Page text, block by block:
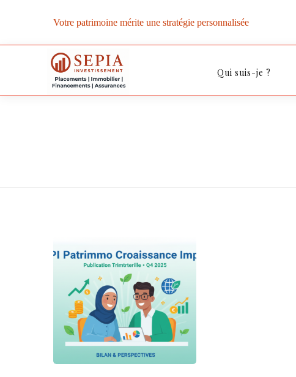
Votre patrimoine mérite une stratégie personnalisée
Qui suis-je ?